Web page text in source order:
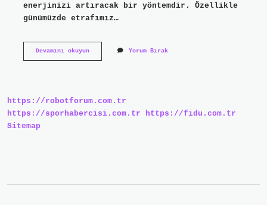
enerjinizi artıracak bir yöntemdir. Özellikle
günümüzde etrafımız…
Devamını okuyunKadınlarda
Yorum Bırak
https://robotforum.com.tr
https://sporhabercisi.com.tr
https://fidu.com.tr
Sitemap